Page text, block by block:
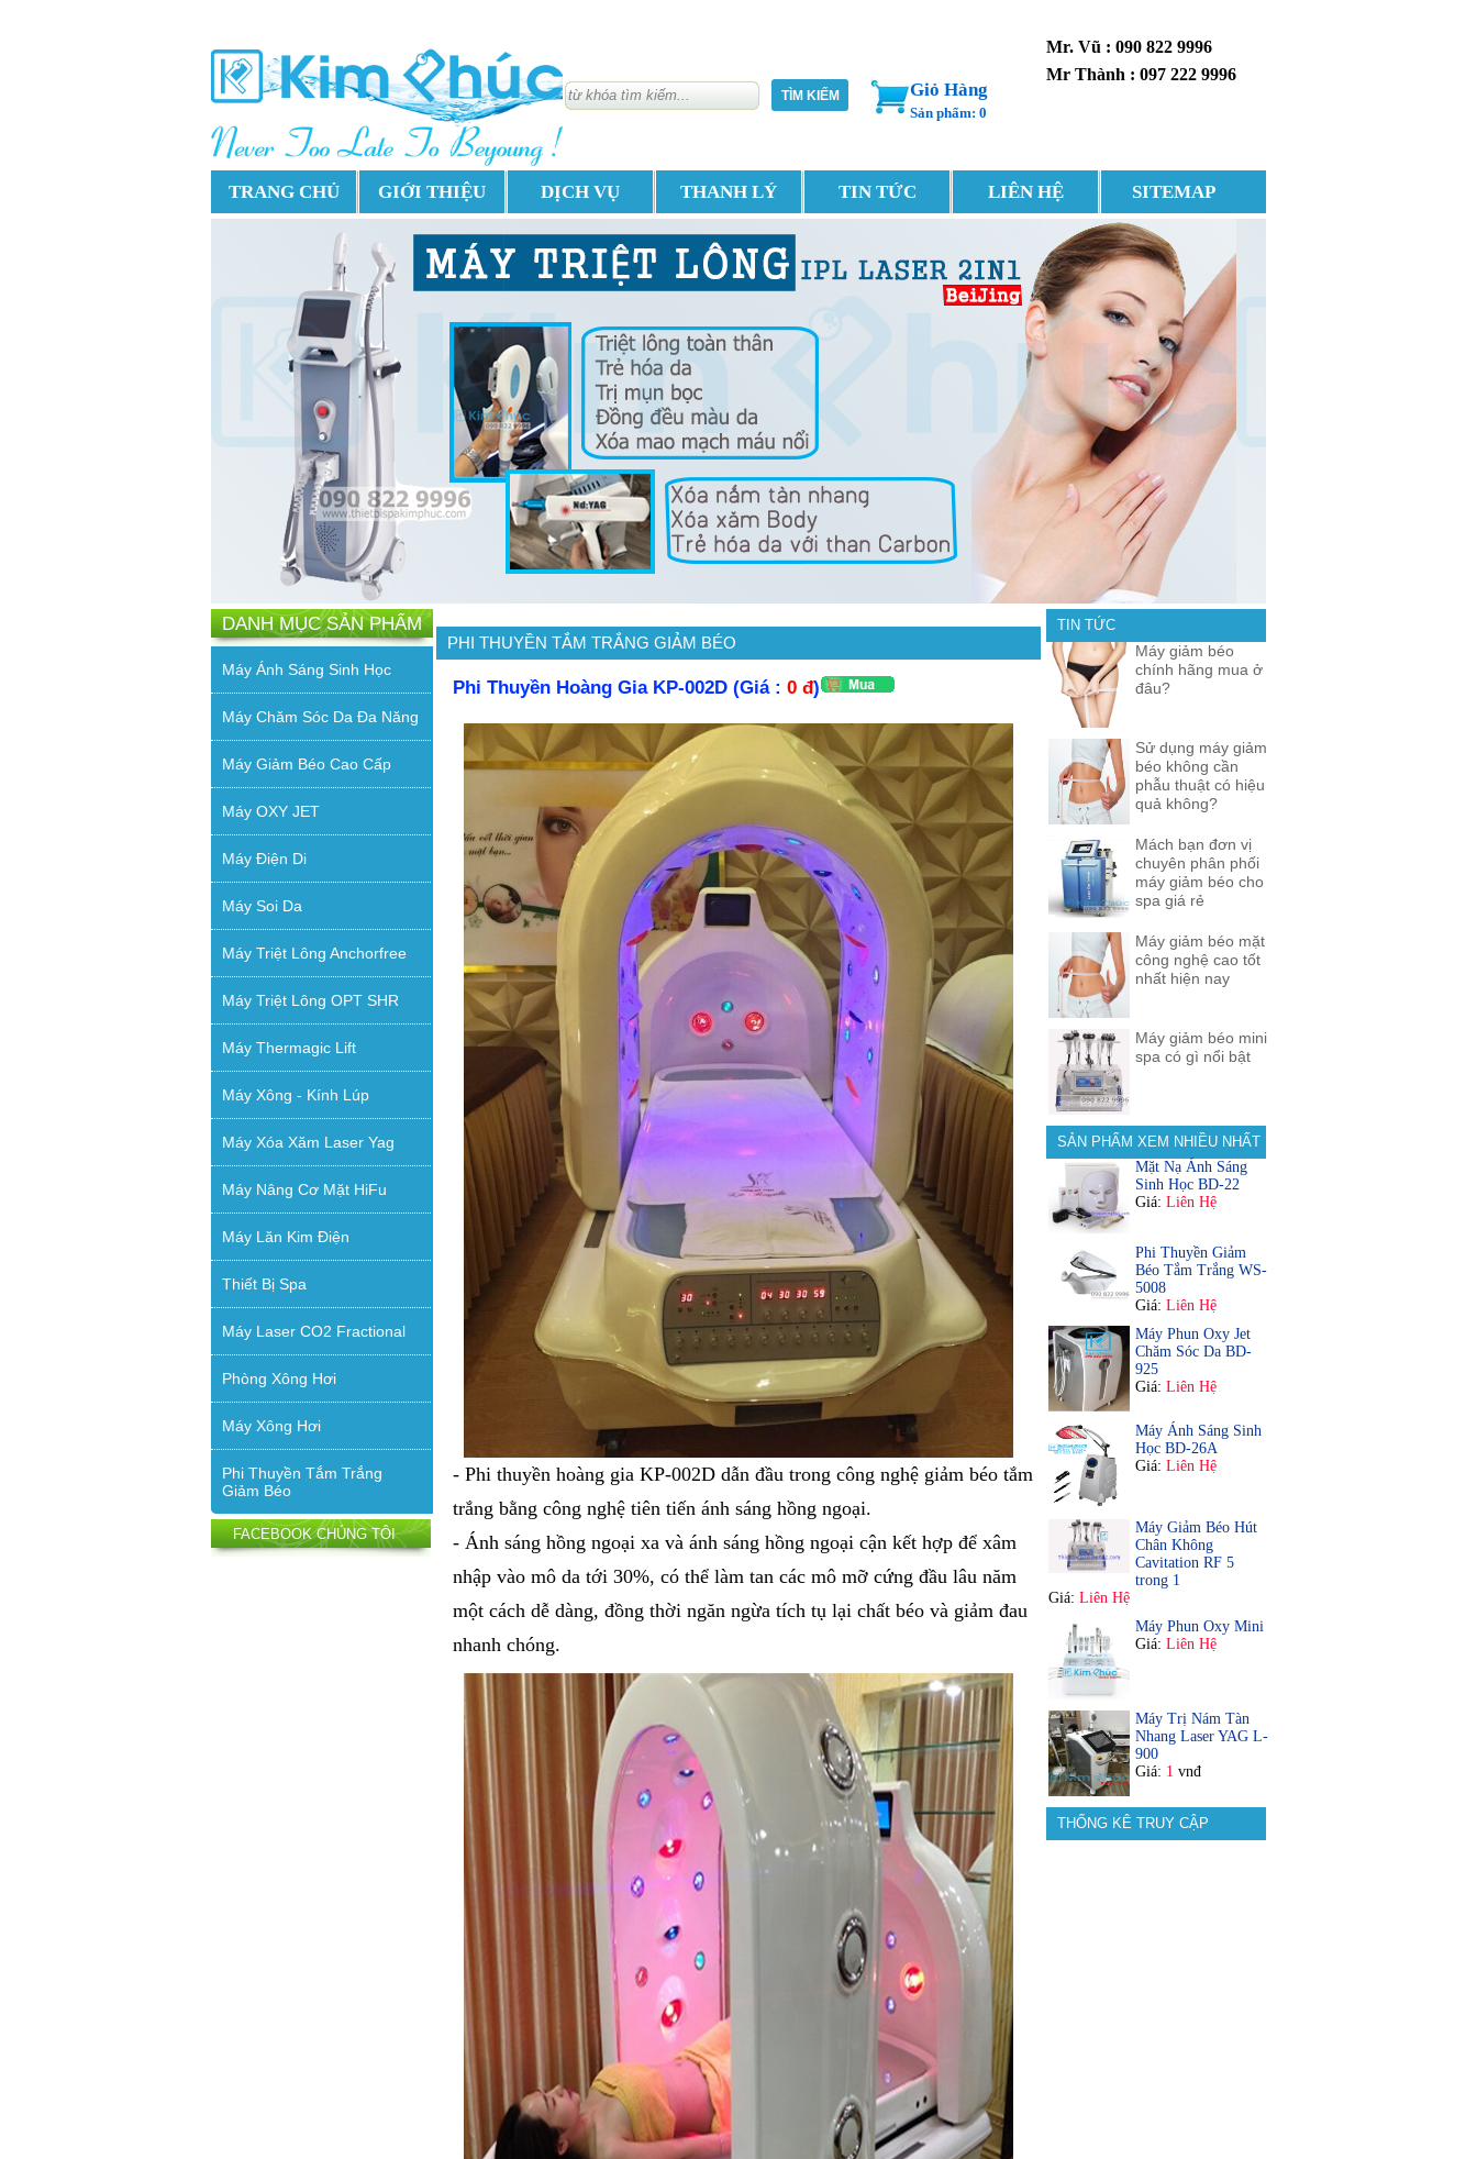
Mr. Vũ : 090 822 9996
Mr Thành : 097 222 9996
Giỏ Hàng
Sản phẩm: 0
TRANG CHỦ GIỚI THIỆU DỊCH VỤ THANH LÝ TIN TỨC LIÊN HỆ SITEMAP
DANH MỤC SẢN PHẨM
Máy Ánh Sáng Sinh Học
Máy Chăm Sóc Da Đa Năng
Máy Giảm Béo Cao Cấp
Máy OXY JET
Máy Điện Di
Máy Soi Da
Máy Triệt Lông Anchorfree
Máy Triệt Lông OPT SHR
Máy Thermagic Lift
Máy Xông - Kính Lúp
Máy Xóa Xăm Laser Yag
Máy Nâng Cơ Mặt HiFu
Máy Lăn Kim Điện
Thiết Bị Spa
Máy Laser CO2 Fractional
Phòng Xông Hơi
Máy Xông Hơi
Phi Thuyền Tắm Trắng
Giảm Béo
FACEBOOK CHÚNG TÔI
PHI THUYỀN TẮM TRẮNG GIẢM BÉO
Phi Thuyền Hoàng Gia KP-002D (Giá : 0 đ)
- Phi thuyền hoàng gia KP-002D dẫn đầu trong công nghệ giảm béo tắm
trắng bằng công nghệ tiên tiến ánh sáng hồng ngoại.
- Ánh sáng hồng ngoại xa và ánh sáng hồng ngoại cận kết hợp để xâm
nhập vào mô da tới 30%, có thể làm tan các mô mỡ cứng đầu lâu năm
một cách dễ dàng, đồng thời ngăn ngừa tích tụ lại chất béo và giảm đau
nhanh chóng.
TIN TỨC
Máy giảm béo
chính hãng mua ở
đâu?
Sử dụng máy giảm
béo không cần
phẫu thuật có hiệu
quả không?
Mách bạn đơn vị
chuyên phân phối
máy giảm béo cho
spa giá rẻ
Máy giảm béo mặt
công nghệ cao tốt
nhất hiện nay
Máy giảm béo mini
spa có gì nổi bật
SẢN PHẨM XEM NHIỀU NHẤT
Mặt Nạ Ánh Sáng
Sinh Học BD-22
Giá: Liên Hệ
Phi Thuyền Giảm
Béo Tắm Trắng WS-
5008
Giá: Liên Hệ
Máy Phun Oxy Jet
Chăm Sóc Da BD-
925
Giá: Liên Hệ
Máy Ánh Sáng Sinh
Học BD-26A
Giá: Liên Hệ
Máy Giảm Béo Hút
Chân Không
Cavitation RF 5
trong 1
Giá: Liên Hệ
Máy Phun Oxy Mini
Giá: Liên Hệ
Máy Trị Nám Tàn
Nhang Laser YAG L-
900
Giá: 1 vnđ
THỐNG KÊ TRUY CẬP